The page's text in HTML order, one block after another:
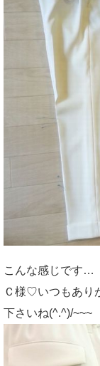
こんな感じです…
Ｃ様♡いつもあり
下さいね(^.^)/~~~